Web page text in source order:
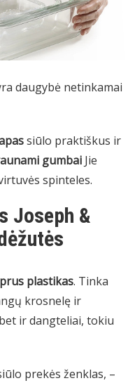
daugybė netinkamai
siūlo praktiškus ir
gumbai Jie
spinteles.
Joseph &
plastikas. Tinka
krosnelę ir
ir dangteliai, tokiu
prekės ženklas, –